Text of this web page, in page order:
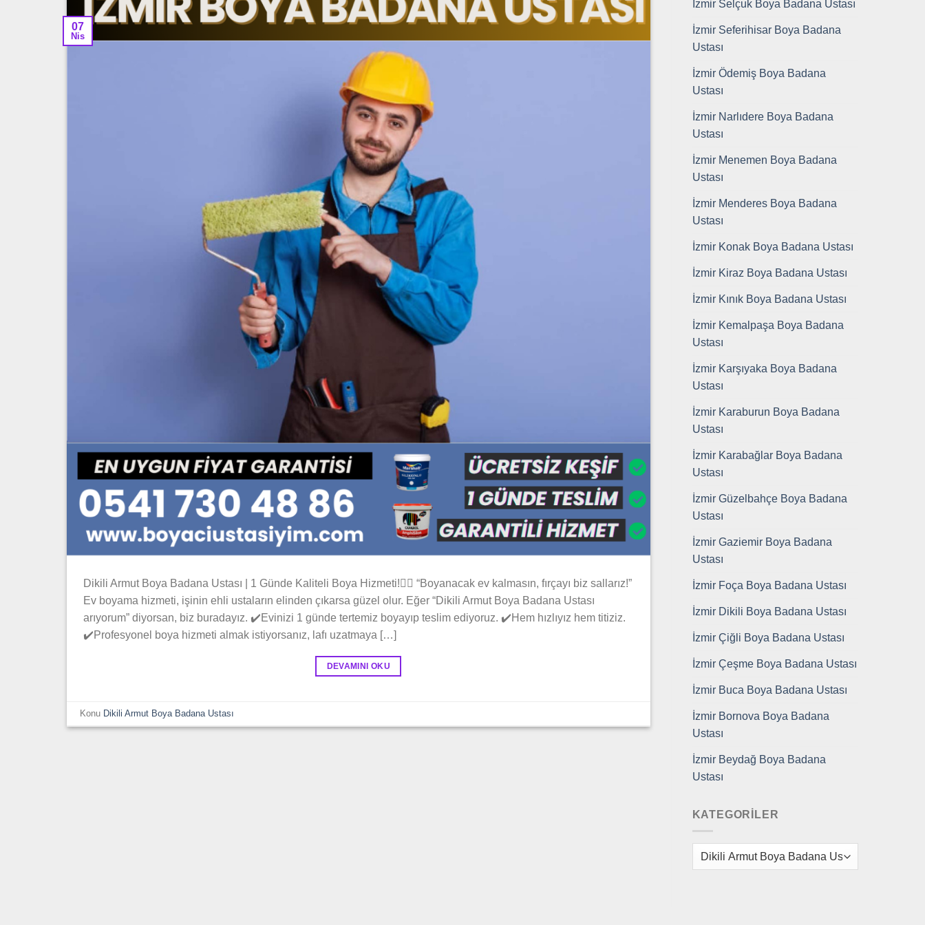
07
Nis
Dikili Armut Boya Badana Ustası | 1 Günde Kaliteli Boya Hizmeti!🦸‍♂️ “Boyanacak ev kalmasın, fırçayı biz sallarız!”
Ev boyama hizmeti, işinin ehli ustaların elinden çıkarsa güzel olur. Eğer “Dikili Armut Boya Badana Ustası
arıyorum” diyorsan, biz buradayız. ✔️Evinizi 1 günde tertemiz boyayıp teslim ediyoruz. ✔️Hem hızlıyız hem titiziz.
✔️Profesyonel boya hizmeti almak istiyorsanız, lafı uzatmaya […]
DEVAMINI OKU
Konu Dikili Armut Boya Badana Ustası
İzmir Selçuk Boya Badana Ustası
İzmir Seferihisar Boya Badana
Ustası
İzmir Ödemiş Boya Badana
Ustası
İzmir Narlıdere Boya Badana
Ustası
İzmir Menemen Boya Badana
Ustası
İzmir Menderes Boya Badana
Ustası
İzmir Konak Boya Badana Ustası
İzmir Kiraz Boya Badana Ustası
İzmir Kınık Boya Badana Ustası
İzmir Kemalpaşa Boya Badana
Ustası
İzmir Karşıyaka Boya Badana
Ustası
İzmir Karaburun Boya Badana
Ustası
İzmir Karabağlar Boya Badana
Ustası
İzmir Güzelbahçe Boya Badana
Ustası
İzmir Gaziemir Boya Badana
Ustası
İzmir Foça Boya Badana Ustası
İzmir Dikili Boya Badana Ustası
İzmir Çiğli Boya Badana Ustası
İzmir Çeşme Boya Badana Ustası
İzmir Buca Boya Badana Ustası
İzmir Bornova Boya Badana
Ustası
İzmir Beydağ Boya Badana
Ustası
KATEGORILER
Kategoriler